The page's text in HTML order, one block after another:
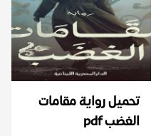
تحميل رواية مقامات
الغضب pdf